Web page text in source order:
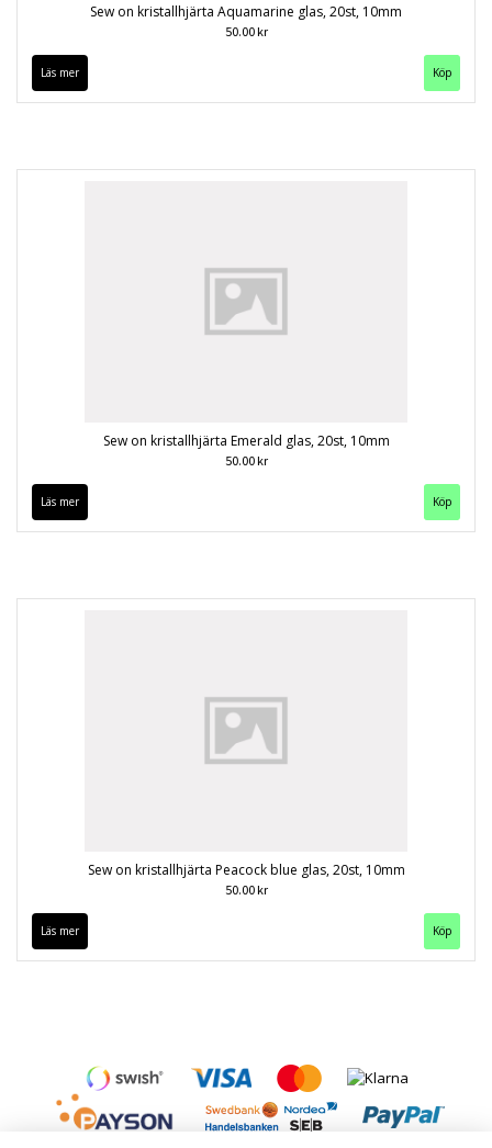
Sew on kristallhjärta Aquamarine glas, 20st, 10mm
50.00 kr
Läs mer
Sew on kristallhjärta Emerald glas, 20st, 10mm
50.00 kr
Läs mer
Sew on kristallhjärta Peacock blue glas, 20st, 10mm
50.00 kr
Läs mer